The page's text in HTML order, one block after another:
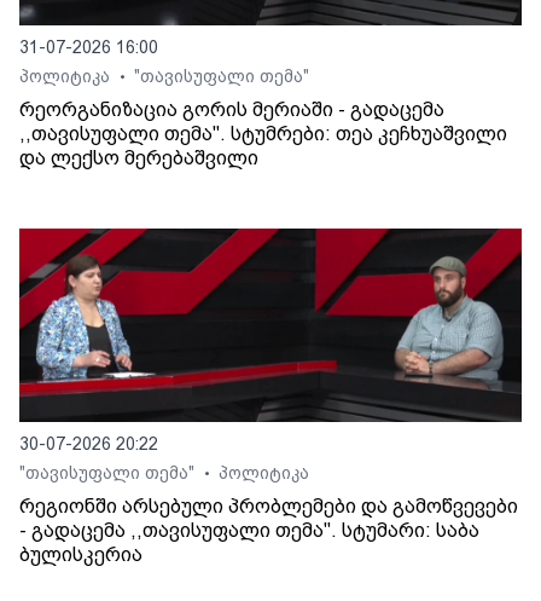
31-07-2026 16:00
პოლიტიკა
• "თავისუფალი თემა"
რეორგანიზაცია გორის მერიაში - გადაცემა
,,თავისუფალი თემა". სტუმრები: თეა კეჩხუაშვილი
და ლექსო მერებაშვილი
30-07-2026 20:22
"თავისუფალი თემა"
• პოლიტიკა
რეგიონში არსებული პრობლემები და გამოწვევები
- გადაცემა ,,თავისუფალი თემა". სტუმარი: საბა
ბულისკერია